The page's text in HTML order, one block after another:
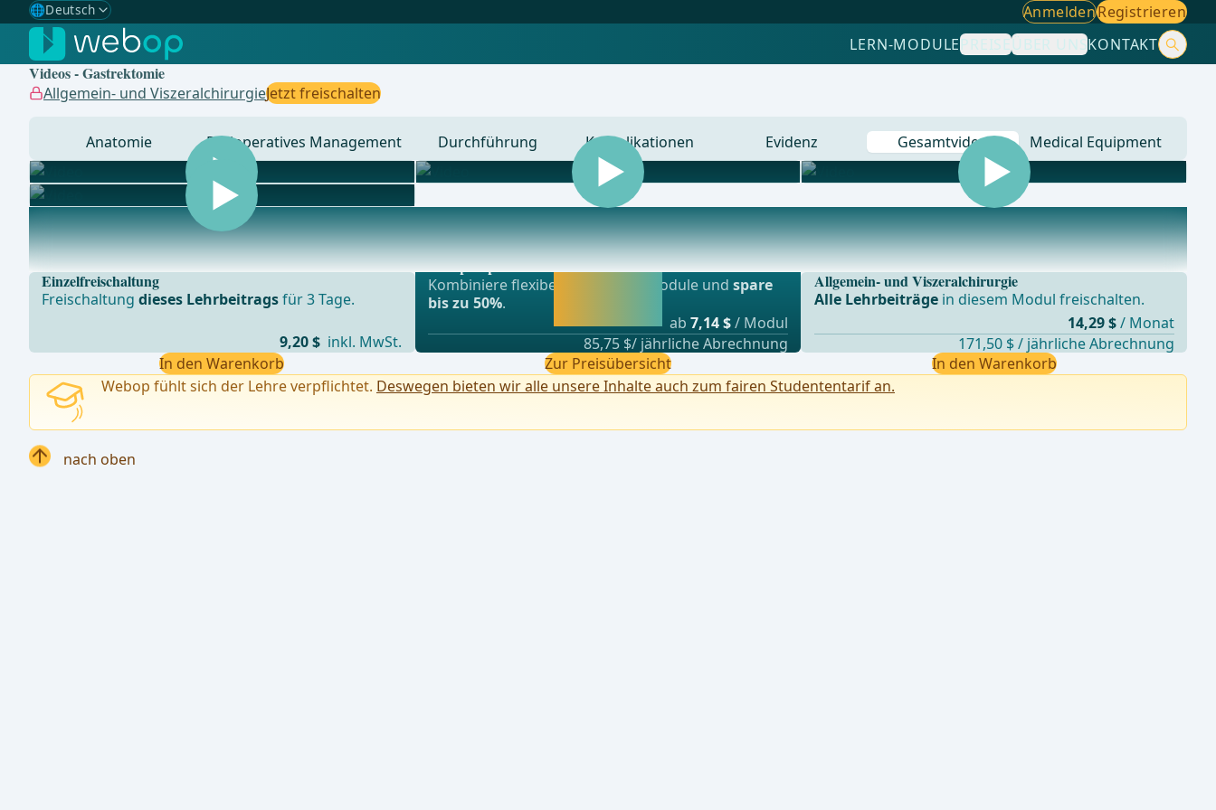
🌐Deutsch
Gewählte Sprache: Deutsch
🇩🇪 Deutsch ✓
🇬🇧English
🇧🇷Brasilianisch
AnmeldenRegistrieren
LERN-MODULEPREISEÜBER UNSKONTAKT
Videos - Gastrektomie
Allgemein- und ViszeralchirurgieJetzt freischalten
Anatomie Perioperatives Management Durchführung Komplikationen Evidenz Gesamtvideo Medical Equipment
... - Operationen aus der Allgemein-, Viszeral- und Transplationschirurgie, Gefässchirurgie und Thor
Einzelfreischaltung
Freischaltungdieses Lehrbeitragsfür 3 Tage.
9,20 $ inkl. MwSt.
In den Warenkorb
Beliebtestes Angebot
webop - Sparflex
Kombiniere flexibel unsere Lernmodule undspare
bis zu 50%.
ab 7,14 $/ Modul
85,75 $/ jährliche Abrechnung
Zur Preisübersicht
Allgemein- und Viszeralchirurgie
Alle Lehrbeiträgein diesem Modul freischalten.
14,29 $ / Monat
171,50 $ / jährliche Abrechnung
In den Warenkorb
Webop fühlt sich der Lehre verpflichtet. Deswegen bieten wir alle unsere Inhalte auch zum fairen Studententarif an.
nach oben